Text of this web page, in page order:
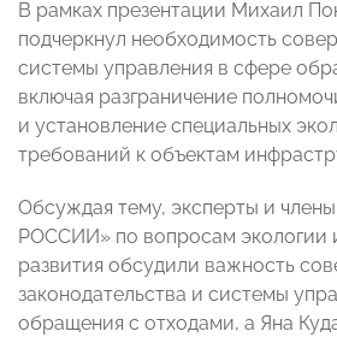
В рамках презентации Михаил
подчеркнул необходимость
системы управления в сфере
включая разграничение
и установление специальных
требований к объектам
Обсуждая тему, эксперты и
РОССИИ» по вопросам экологии
развития обсудили важность
законодательства и системы
обращения с отходами, а Яна